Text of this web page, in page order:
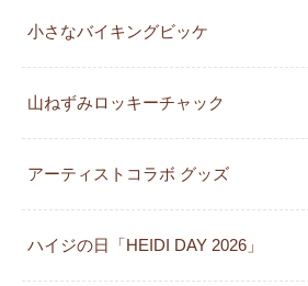
小さなバイキングビッケ
山ねずみロッキーチャック
アーティストコラボ グッズ
ハイジの日「HEIDI DAY 2026」